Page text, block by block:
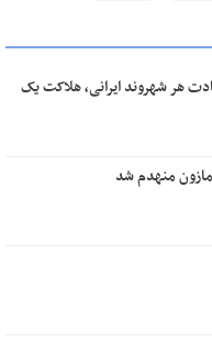
هر شهروند ایرانی، هلاکت یک
منهدم شد